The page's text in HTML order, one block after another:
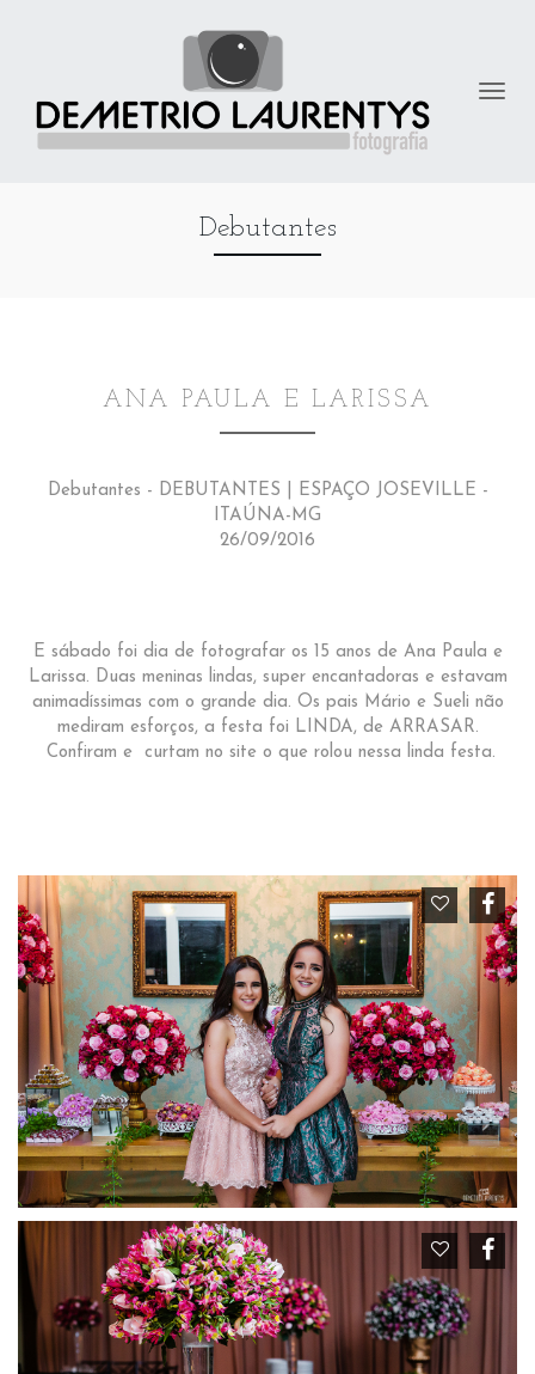
Debutantes
ANA PAULA E LARISSA
Debutantes - DEBUTANTES | ESPAÇO JOSEVILLE -
ITAÚNA-MG
26/09/2016
E sábado foi dia de fotografar os 15 anos de Ana Paula e
Larissa. Duas meninas lindas, super encantadoras e estavam
animadíssimas com o grande dia. Os pais Mário e Sueli não
mediram esforços, a festa foi LINDA, de ARRASAR.
Confiram e curtam no site o que rolou nessa linda festa.